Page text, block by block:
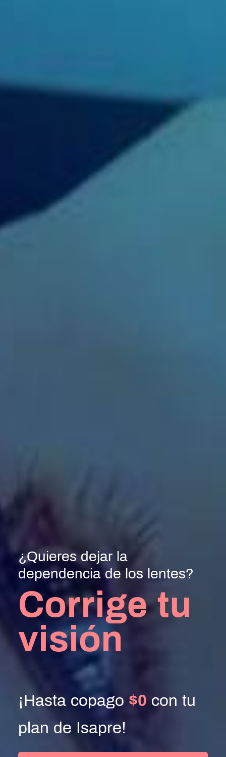
¿Quieres dejar la
dependencia de los lentes?
Corrige tu
visión
¡Hasta copago $0 con tu
plan de Isapre!